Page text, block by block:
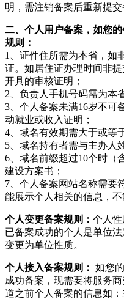
明，需注销备案后重新提交
二、个人用户备案，如您
规则：
1、证件住所需为本省，如
证。如居住证办理时间非
开具的审核证明；
2、负责人手机号码需为本
3、个人备案未满16岁不可
动就业或收入证明；
4、域名有效期需大于或等
5、域名持有者需与主办人
6、域名前缀超过10个时（
建设方案书；
7、个人备案网站名称需要
能展示个人相关的信息，
个人变更备案规则： 个人
已备案成功的个人是单位
变更为单位性质。
个人接入备案规则： 如您
成功备案，现需要将服务
道之前个人备案的信息如